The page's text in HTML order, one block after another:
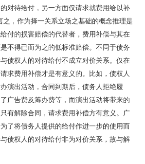
对待给付，另一方面仅请求就费用给以补
之，作为择一关系立场之基础的概念推理是
付的损害赔偿的代替者，费用补偿与其在
不得已而为之的低标准赔偿。不同于债务
债权人的对待给付不成立对价关系。仅在
求费用补偿才是有意义的。比如，债权人
演出活动，合同到期后，债务人拒绝履
广告费及筹办费等，而演出活动将带来的
有解除合同，请求费用补偿方有意义。广
了将债务人提供的给付作进一步的使用而
债权人的对待给付非为对价关系，故与解